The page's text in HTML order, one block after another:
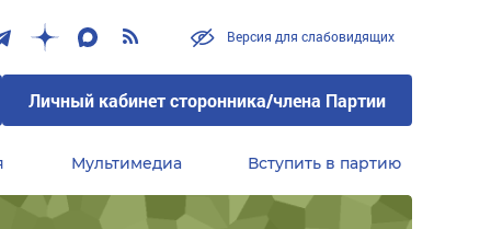
Версия для слабовидящих
Личный кабинет сторонника/члена Партии
Мультимедиа Вступить в партию